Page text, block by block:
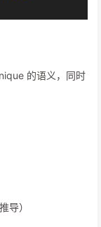
的语义，同时
推导）